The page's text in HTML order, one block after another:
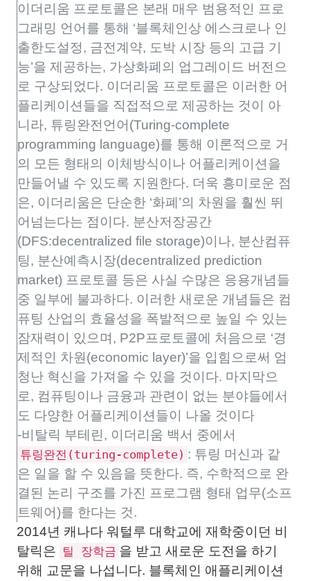
이더리움 프로토콜은 본래 매우 범용적인 프로
그래밍 언어를 통해 ‘블록체인상 에스크로나 인
출한도설정, 금전계약, 도박 시장 등의 고급 기
능’을 제공하는, 가상화폐의 업그레이드 버전으
로 구상되었다. 이더리움 프로토콜은 이러한 어
플리케이션들을 직접적으로 제공하는 것이 아
니라, 튜링완전언어(Turing-complete
programming language)를 통해 이론적으로 거
의 모든 형태의 이체방식이나 어플리케이션을
만들어낼 수 있도록 지원한다. 더욱 흥미로운 점
은, 이더리움은 단순한 ‘화폐’의 차원을 훨씬 뛰
어넘는다는 점이다. 분산저장공간
(DFS:decentralized file storage)이나, 분산컴퓨
팅, 분산예측시장(decentralized prediction
market) 프로토콜 등은 사실 수많은 응용개념들
중 일부에 불과하다. 이러한 새로운 개념들은 컴
퓨팅 산업의 효율성을 폭발적으로 높일 수 있는
잠재력이 있으며, P2P프로토콜에 처음으로 ‘경
제적인 차원(economic layer)’을 입힘으로써 엄
청난 혁신을 가져올 수 있을 것이다. 마지막으
로, 컴퓨팅이나 금융과 관련이 없는 분야들에서
도 다양한 어플리케이션들이 나올 것이다
-비탈릭 부테린, 이더리움 백서 중에서
튜링완전(turing-complete) : 튜링 머신과 같
은 일을 할 수 있음을 뜻한다. 즉, 수학적으로 완
결된 논리 구조를 가진 프로그램 형태 업무(소프
트웨어)를 한다는 것.
2014년 캐나다 워털루 대학교에 재학중이던 비
탈릭은 틸 장학금 을 받고 새로운 도전을 하기
위해 교문을 나섭니다. 블록체인 애플리케이션